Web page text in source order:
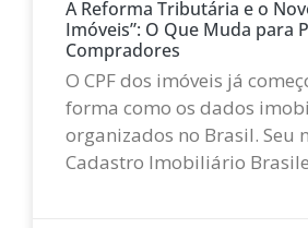
A Reforma Tributária e o
Imóveis”: O Que Muda para
Compradores
O CPF dos imóveis já
forma como os dados
organizados no Brasil. Seu
Cadastro Imobiliário